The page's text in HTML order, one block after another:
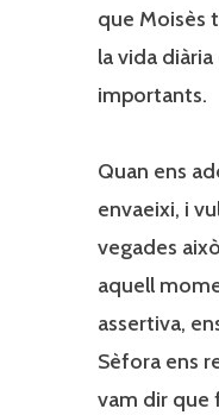
que Moisès
la vida
importants.
Quan ens
envaeixi, i
vegades
aquell
assertiva,
Sèfora ens
vam dir que